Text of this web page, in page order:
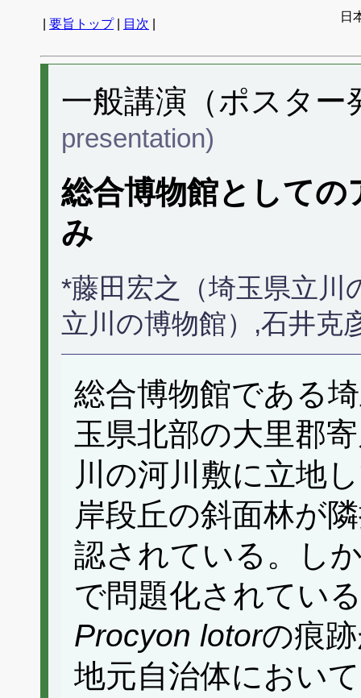
要旨トップ| 目次
日
一般講演（ポスタ
presentation)
総合博物館として
み
*藤田宏之（埼玉県立川
立川の博物館）,石井克
総合博物館である
玉県北部の大里郡
川の河川敷に立地
岸段丘の斜面林が
認されている。し
で問題化されてい
Procyon lotorの痕
地元自治体におい